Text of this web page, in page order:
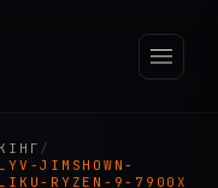
/
JIMSHOWN-
RYZEN-9-7900X